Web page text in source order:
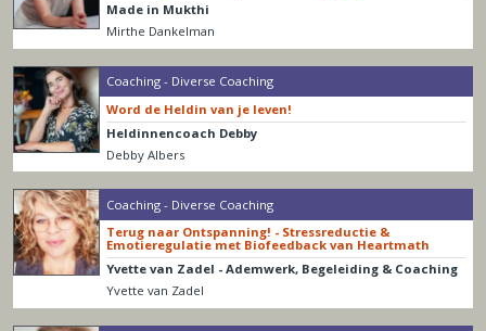
Made in Mukthi
Mirthe Dankelman
Coaching - Diverse Coaching
Word de Heldin van je leven!
Heldinnencoach Debby
Debby Albers
Coaching - Diverse Coaching
Terug naar Ontspanning! - Stressreductie &
Emotieregulatie met Biofeedback van Heartmath
Yvette van Zadel - Ademwerk, Begeleiding & Coaching
Yvette van Zadel